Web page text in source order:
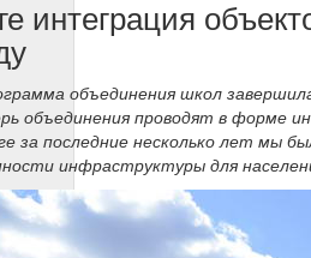
интеграция
объединения школ
объединения проводят в форме
за последние несколько лет мы
инфраструктуры для